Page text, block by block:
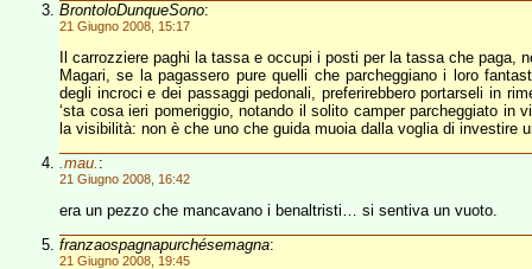
BrontoloDunqueSono:
21 Giugno 2008, 15:17
Il carrozziere paghi la tassa e occupi i posti per la tassa che paga,
Magari, se la pagassero pure quelli che parcheggiano i loro
degli incroci e dei passaggi pedonali, preferirebbero portarseli in
‘sta cosa ieri pomeriggio, notando il solito camper parcheggiato
la visibilità: non è che uno che guida muoia dalla voglia di investire
.mau. :
21 Giugno 2008, 16:42
era un pezzo che mancavano i benaltristi… si sentiva un vuoto.
franzaospagnapurchésemagna:
21 Giugno 2008, 19:45